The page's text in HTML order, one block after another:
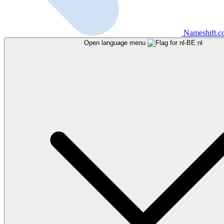
Open language menu nl